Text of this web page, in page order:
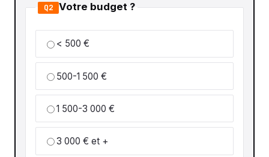
Q2 Votre budget ?
< 500 €
500-1 500 €
1 500-3 000 €
3 000 € et +